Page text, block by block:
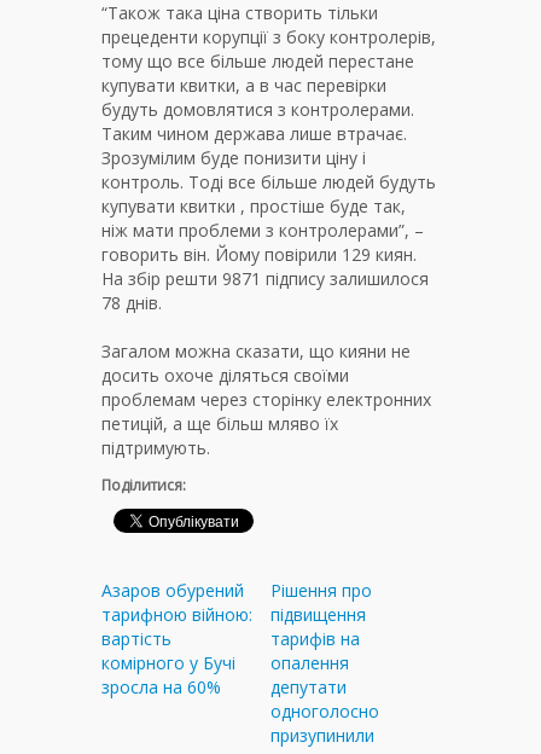
“Також така ціна створить тільки
прецеденти корупції з боку контролерів,
тому що все більше людей перестане
купувати квитки, а в час перевірки
будуть домовлятися з контролерами.
Таким чином держава лише втрачає.
Зрозумілим буде понизити ціну і
контроль. Тоді все більше людей будуть
купувати квитки , простіше буде так,
ніж мати проблеми з контролерами”, –
говорить він. Йому повірили 129 киян.
На збір решти 9871 підпису залишилося
78 днів.
Загалом можна сказати, що кияни не
досить охоче діляться своїми
проблемам через сторінку електронних
петицій, а ще більш мляво їх
підтримують.
Поділитися:
Азаров обурений
тарифною війною:
вартість
комірного у Бучі
зросла на 60%
Рішення про
підвищення
тарифів на
опалення
депутати
одноголосно
призупинили